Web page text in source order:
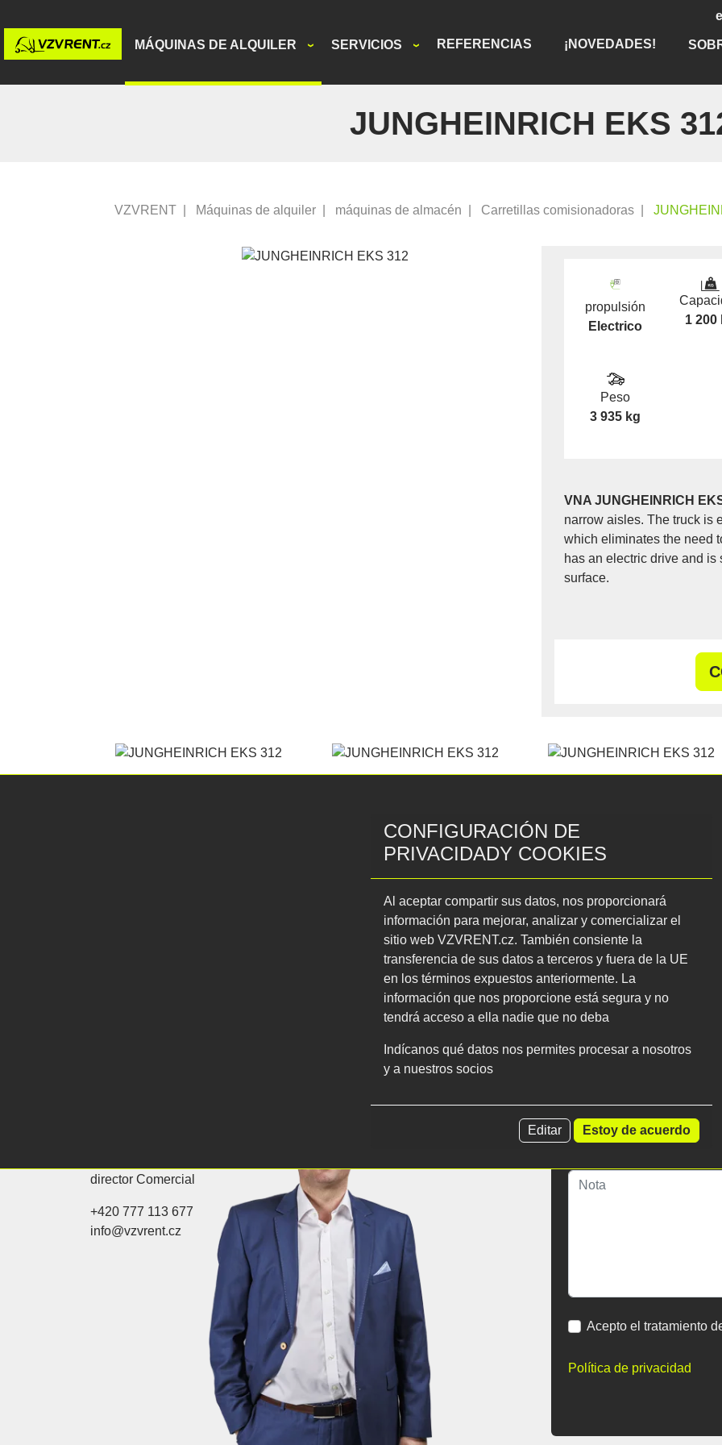
MÁQUINAS DE ALQUILER SERVICIOS REFERENCIAS ¡NOVEDADES!
JUNGHEINRICH EKS
VZVRENT Máquinas de alquiler máquinas de almacén Carretillas comisionadoras
propulsión
Electrico
1 200
Peso
3 935 kg
VNA JUNGHEINRICH
narrow aisles. The truck is
which eliminates the need
has an electric drive and
surface.
Formulario de contacto
para toda la República Checa.
Trasladamos palés y grandes unidades tecnológicas. Le prestamos caretillas
elevadoras y equipos especiales por un o dos días o un año. No conocemos
director Comercial
+420 777 113 677
info@vzvrent.cz
Nombre de la sociedad
Nota
Acepto el tratamiento
Política de privacidad
CONFIGURACIÓN DE
PRIVACIDADY COOKIES
Al aceptar compartir sus datos, nos proporcionará
información para mejorar, analizar y comercializar el
sitio web VZVRENT.cz. También consiente la
transferencia de sus datos a terceros y fuera de la UE
en los términos expuestos anteriormente. La
información que nos proporcione está segura y no
tendrá acceso a ella nadie que no deba
Indícanos qué datos nos permites procesar a nosotros
y a nuestros socios
Editar Estoy de acuerdo